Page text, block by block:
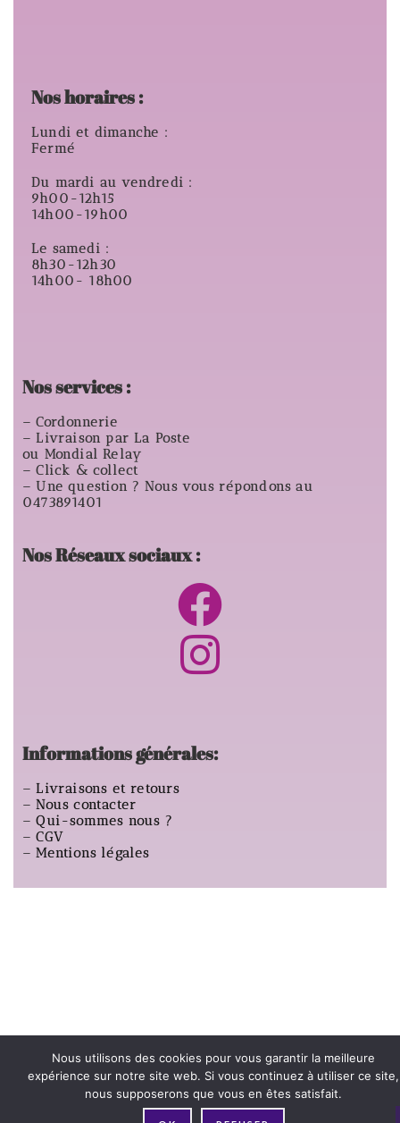
Nos horaires :
Lundi et dimanche :
Fermé
Du mardi au vendredi :
9h00-12h15
14h00-19h00
Le samedi :
8h30-12h30
14h00- 18h00
Nos services :
– Cordonnerie
– Livraison par La Poste
ou Mondial Relay
– Click & collect
– Une question ? Nous vous répondons au
0473891401
Nos Réseaux sociaux :
Informations générales:
–Livraisons et retours
–Nous contacter
–Qui-sommes nous ?
–CGV
–Mentions légales
Nous utilisons des cookies pour vous garantir la meilleure
expérience sur notre site web. Si vous continuez à utiliser ce site,
nous supposerons que vous en êtes satisfait.